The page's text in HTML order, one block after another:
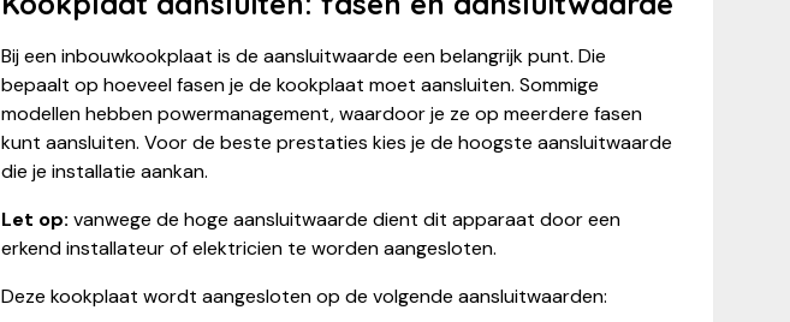
Bij een inbouwkookplaat is de aansluitwaarde een belangrijk punt. Die
bepaalt op hoeveel fasen je de kookplaat moet aansluiten. Sommige
modellen hebben powermanagement, waardoor je ze op meerdere fasen
kunt aansluiten. Voor de beste prestaties kies je de hoogste aansluitwaarde
die je installatie aankan.
Let op: vanwege de hoge aansluitwaarde dient dit apparaat door een
erkend installateur of elektricien te worden aangesloten.
Deze kookplaat wordt aangesloten op de volgende aansluitwaarden: